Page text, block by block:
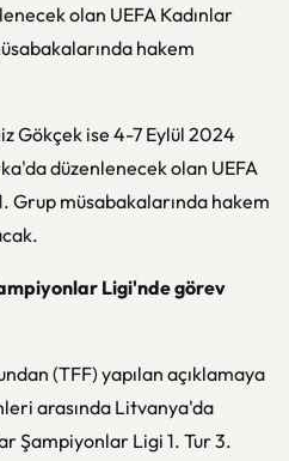
olan UEFA Kadınlar
hakem
Gökçek ise 4-7 Eylül 2024
düzenlenecek olan UEFA
Grup müsabakalarında hakem
Ligi'nde görev
(TFF) yapılan açıklamaya
arasında Litvanya'da
Şampiyonlar Ligi 1. Tur 3.